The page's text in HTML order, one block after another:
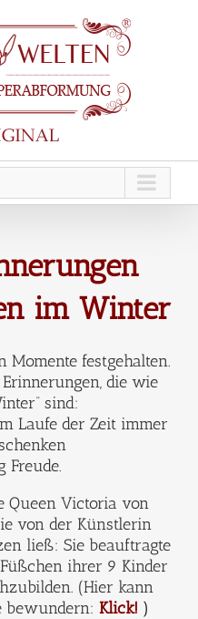
im Winter
festgehalten.
die wie
sind:
Laufe der Zeit immer
Freude.
Queen Victoria von
von der Künstlerin
ließ: Sie beauftragte
ihrer 9 Kinder
(Hier kann
bewundern: Klick! )